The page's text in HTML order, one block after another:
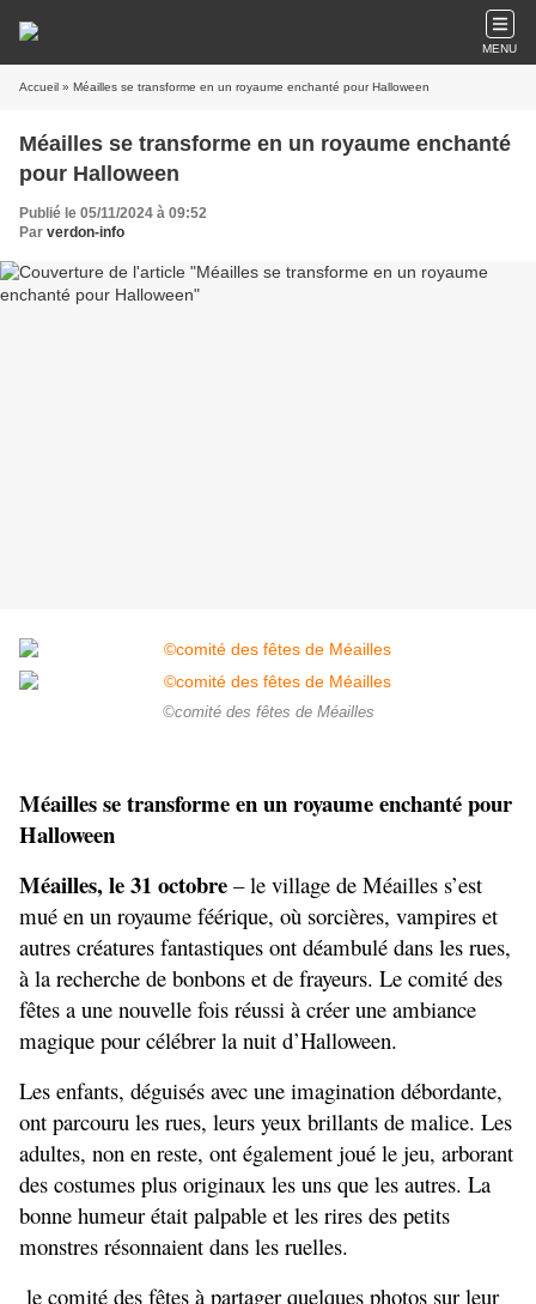
MENU
Accueil » Méailles se transforme en un royaume enchanté pour Halloween
Méailles se transforme en un royaume enchanté
pour Halloween
Publié le 05/11/2024 à 09:52
Par verdon-info
©comité des fêtes de Méailles
Méailles se transforme en un royaume enchanté pour
Halloween
Méailles, le 31 octobre – le village de Méailles s’est
mué en un royaume féérique, où sorcières, vampires et
autres créatures fantastiques ont déambulé dans les rues,
à la recherche de bonbons et de frayeurs. Le comité des
fêtes a une nouvelle fois réussi à créer une ambiance
magique pour célébrer la nuit d’Halloween.
Les enfants, déguisés avec une imagination débordante,
ont parcouru les rues, leurs yeux brillants de malice. Les
adultes, non en reste, ont également joué le jeu, arborant
des costumes plus originaux les uns que les autres. La
bonne humeur était palpable et les rires des petits
monstres résonnaient dans les ruelles.
le comité des fêtes à partager quelques photos sur leur